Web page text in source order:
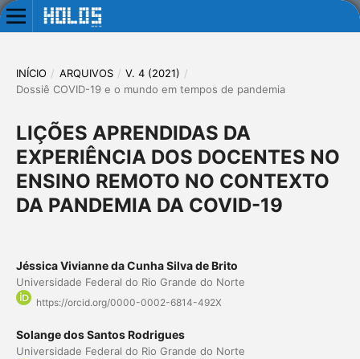
INÍCIO / ARQUIVOS / V. 4 (2021) /
Dossiê COVID-19 e o mundo em tempos de pandemia
LIÇÕES APRENDIDAS DA
EXPERIÊNCIA DOS DOCENTES NO
ENSINO REMOTO NO CONTEXTO
DA PANDEMIA DA COVID-19
Jéssica Vivianne da Cunha Silva de Brito
Universidade Federal do Rio Grande do Norte
https://orcid.org/0000-0002-6814-492X
Solange dos Santos Rodrigues
Universidade Federal do Rio Grande do Norte